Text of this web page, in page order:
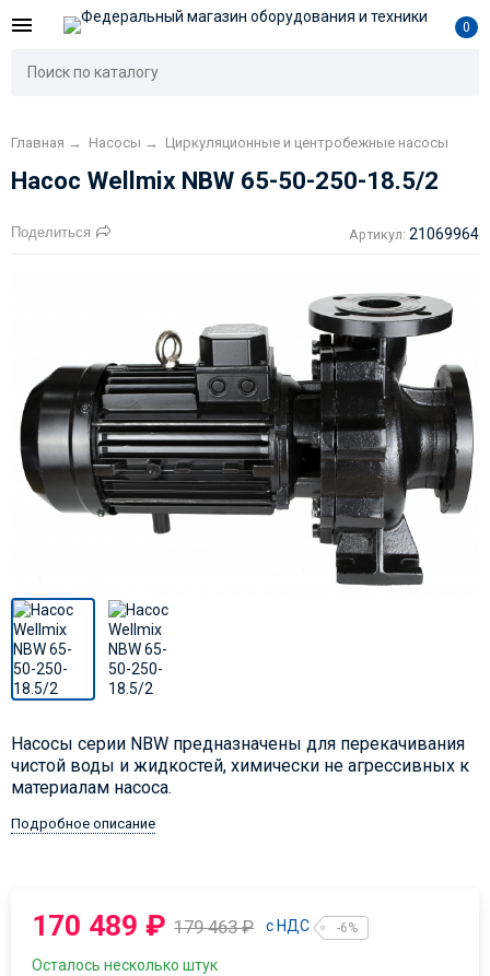
0
Главная → Насосы → Циркуляционные и центробежные насосы
Насос Wellmix NBW 65-50-250-18.5/2
Поделиться Артикул: 21069964
Насосы серии NBW предназначены для перекачивания
чистой воды и жидкостей, химически не агрессивных к
материалам насоса.
Подробное описание
170 489₽ 179 463₽ с НДС -6%
Осталось несколько штук